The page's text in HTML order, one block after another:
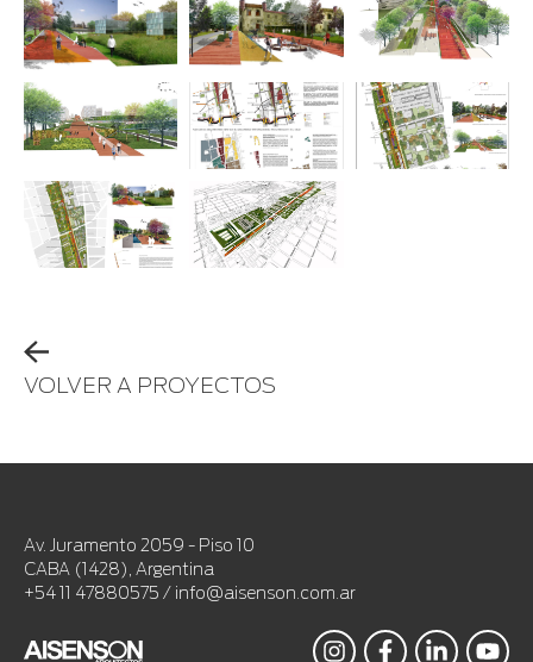
VOLVER A PROYECTOS
Av. Juramento 2059 - Piso 10
CABA (1428), Argentina
+54 11 47880575 / info@aisenson.com.ar